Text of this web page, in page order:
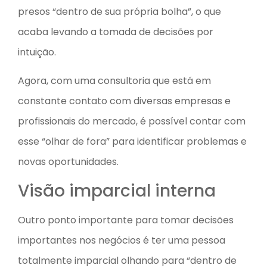
presos “dentro de sua própria bolha”, o que
acaba levando a tomada de decisões por
intuição.
Agora, com uma consultoria que está em
constante contato com diversas empresas e
profissionais do mercado, é possível contar com
esse “olhar de fora” para identificar problemas e
novas oportunidades.
Visão imparcial interna
Outro ponto importante para tomar decisões
importantes nos negócios é ter uma pessoa
totalmente imparcial olhando para “dentro de